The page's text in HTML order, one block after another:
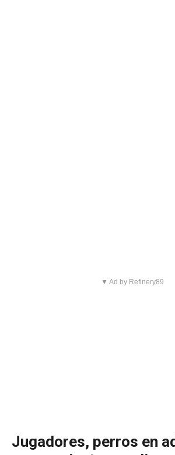
▼ Ad by Refinery89
Jugadores, perros en